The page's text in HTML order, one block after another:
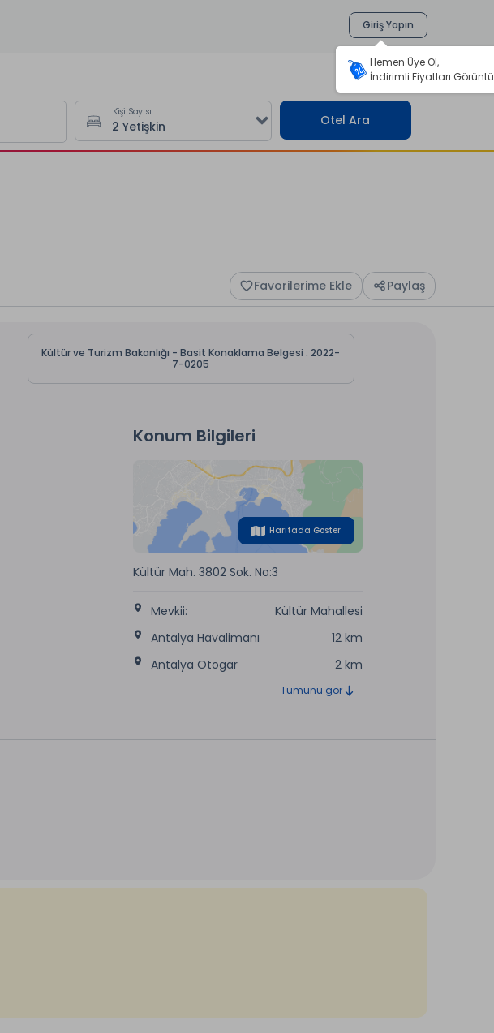
Giriş Yapın
Kişi Sayısı
Otel Ara
Favorilerime Ekle Paylaş
Kültür ve Turizm Bakanlığı - Basit Konaklama Belgesi : 2022-
7-0205
Konum Bilgileri
Haritada Göster
Kültür Mah. 3802 Sok. No:3
Mevkii:
Kültür Mahallesi
Antalya Havalimanı
12 km
Antalya Otogar
2 km
Tümünü gör
Hemen Üye Ol,
İndirimli Fiyatları